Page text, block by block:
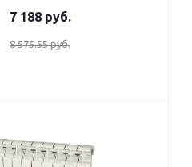
7 188руб.
8 575.55 руб.